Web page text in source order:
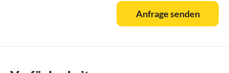
Anfrage senden